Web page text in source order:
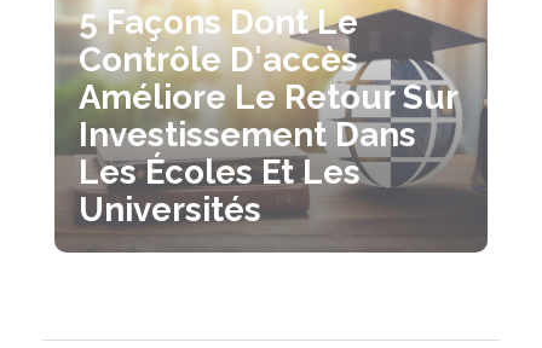
5 Façons Dont Le
Contrôle D'accès
Améliore Le Retour Sur
Investissement Dans
Les Écoles Et Les
Universités